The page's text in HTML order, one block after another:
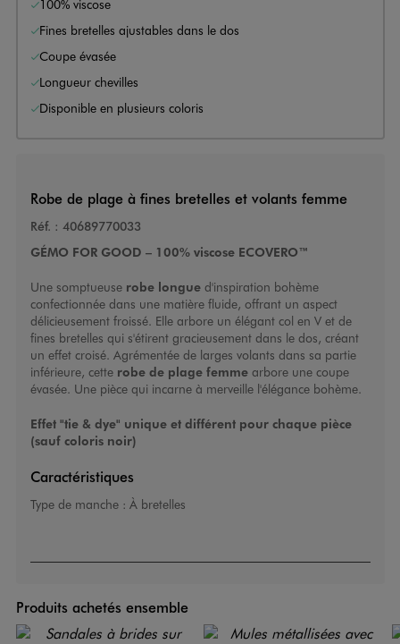
100% viscose
Fines bretelles ajustables dans le dos
Coupe évasée
Longueur chevilles
Disponible en plusieurs coloris
Robe de plage à fines bretelles et volants femme
Réf. : 40689770033
GÉMO FOR GOOD – 100% viscose ECOVERO™
Une somptueuse robe longued'inspiration bohème
confectionnée dans une matière fluide, offrant un aspect
délicieusement froissé. Elle arbore un élégant col en V et de
fines bretelles qui s'étirent gracieusement dans le dos, créant
un effet croisé. Agrémentée de larges volants dans sa partie
inférieure, cette robe de plage femmearbore une coupe
évasée. Une pièce qui incarne à merveille l'élégance bohème.
Effet "tie & dye" unique et différent pour chaque pièce
(sauf coloris noir)
Caractéristiques
Type de manche : À bretelles
Produits achetés ensemble